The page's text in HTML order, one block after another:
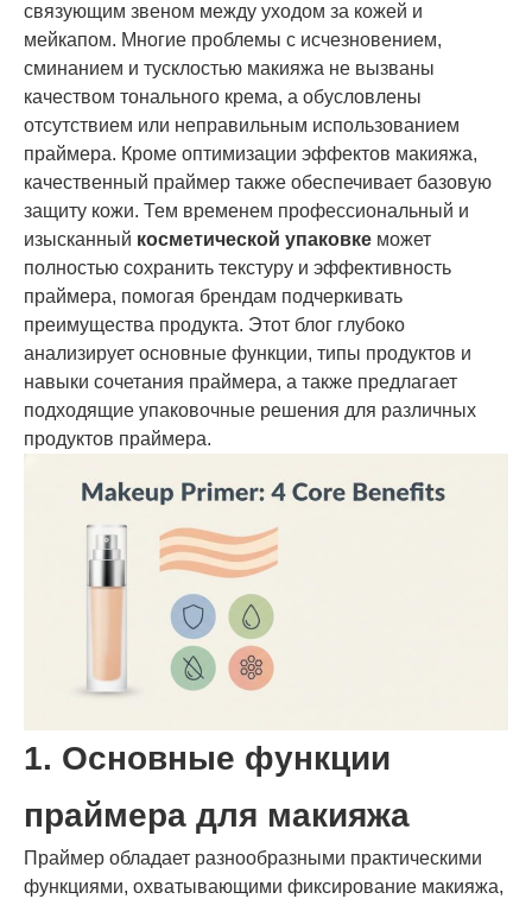
связующим звеном между уходом за кожей и
мейкапом. Многие проблемы с исчезновением,
сминанием и тусклостью макияжа не вызваны
качеством тонального крема, а обусловлены
отсутствием или неправильным использованием
праймера. Кроме оптимизации эффектов макияжа,
качественный праймер также обеспечивает базовую
защиту кожи. Тем временем профессиональный и
изысканный косметической упаковке может
полностью сохранить текстуру и эффективность
праймера, помогая брендам подчеркивать
преимущества продукта. Этот блог глубоко
анализирует основные функции, типы продуктов и
навыки сочетания праймера, а также предлагает
подходящие упаковочные решения для различных
продуктов праймера.
1. Основные функции
праймера для макияжа
Праймер обладает разнообразными практическими
функциями, охватывающими фиксирование макияжа,